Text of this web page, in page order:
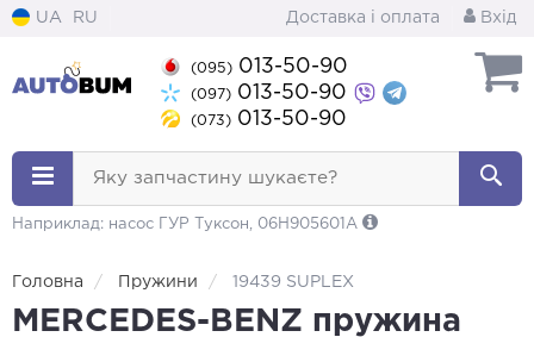
UA RU Доставка і оплата Вхід
(095) 013-50-90
(097) 013-50-90
(073) 013-50-90
Яку запчастину шукаєте?
Наприклад: насос ГУР Туксон, 06H905601A
Головна Пружини 19439 SUPLEX
MERCEDES-BENZ пружина